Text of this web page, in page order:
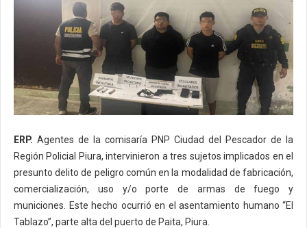
ERP. Agentes de la comisaría PNP Ciudad del Pescador de la
Región Policial Piura, intervinieron a tres sujetos implicados en el
presunto delito de peligro común en la modalidad de fabricación,
comercialización, uso y/o porte de armas de fuego y
municiones. Este hecho ocurrió en el asentamiento humano “El
Tablazo”, parte alta del puerto de Paita, Piura.